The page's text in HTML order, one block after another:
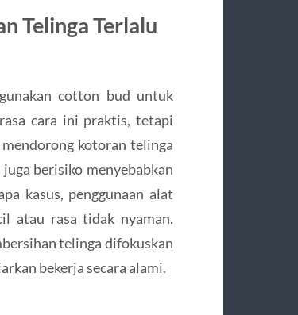
Telinga Terlalu
cotton bud untuk
cara ini praktis, tetapi
kotoran telinga
berisiko menyebabkan
kasus, penggunaan alat
atau rasa tidak nyaman.
telinga difokuskan
bekerja secara alami.